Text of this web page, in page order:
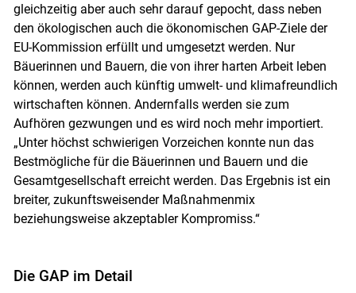
gleichzeitig aber auch sehr darauf gepocht, dass neben
den ökologischen auch die ökonomischen GAP-Ziele der
EU-Kommission erfüllt und umgesetzt werden. Nur
Bäuerinnen und Bauern, die von ihrer harten Arbeit leben
können, werden auch künftig umwelt- und klimafreundlich
wirtschaften können. Andernfalls werden sie zum
Aufhören gezwungen und es wird noch mehr importiert.
„Unter höchst schwierigen Vorzeichen konnte nun das
Bestmögliche für die Bäuerinnen und Bauern und die
Gesamtgesellschaft erreicht werden. Das Ergebnis ist ein
breiter, zukunftsweisender Maßnahmenmix
beziehungsweise akzeptabler Kompromiss.“
Die GAP im Detail